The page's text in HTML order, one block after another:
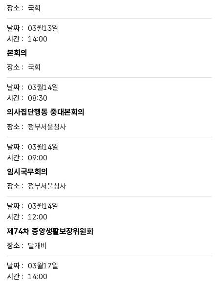
국회
03월13일
14:00
본회의
국회
03월14일
08:30
의사집단행동 중대본회의
정부서울청사
03월14일
09:00
임시국무회의
정부서울청사
03월14일
12:00
제74차 중앙생활보장위원회
달개비
03월17일
14:00